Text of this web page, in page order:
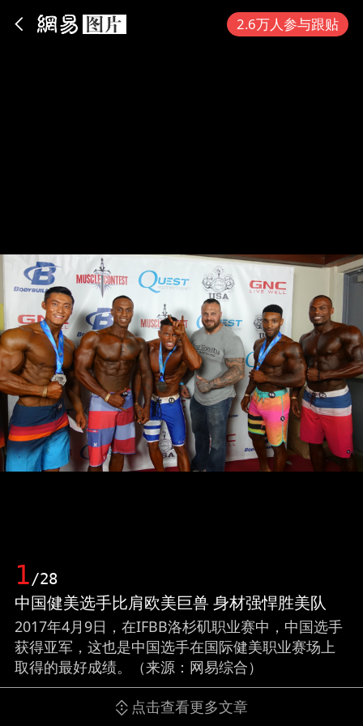
2.6万人参与跟贴
1/28
中国健美选手比肩欧美巨兽 身材强悍胜美队
2017年4月9日，在IFBB洛杉矶职业赛中，中国选手
获得亚军，这也是中国选手在国际健美职业赛场上
取得的最好成绩。（来源：网易综合）
点击查看更多文章